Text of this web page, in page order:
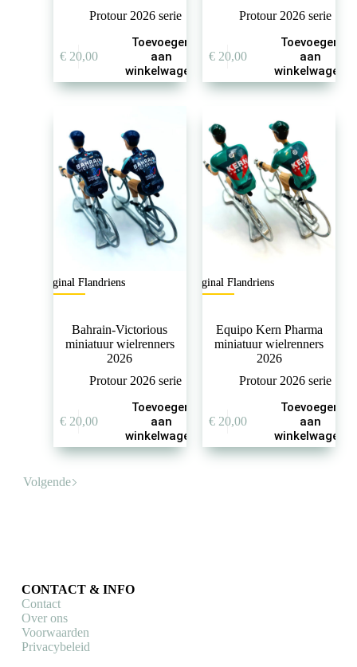
Protour 2026 serie
€20,00
Toevoegen
aan
winkelwagen
Protour 2026 serie
€20,00
Toevoegen
aan
winkelwagen
Original Flandriens
Bahrain-Victorious
miniatuur wielrenners
2026
Protour 2026 serie
€20,00
Toevoegen
aan
winkelwagen
Original Flandriens
Equipo Kern Pharma
miniatuur wielrenners
2026
Protour 2026 serie
€20,00
Toevoegen
aan
winkelwagen
Volgende
CONTACT & INFO
Contact
Over ons
Voorwaarden
Privacybeleid